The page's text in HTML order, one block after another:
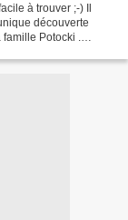
à trouver ;-) Il
découverte
Potocki .